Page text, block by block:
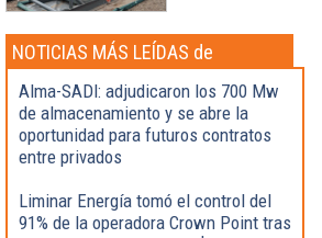
NOTICIAS MÁS LEÍDAS de
Actualidad
Alma-SADI: adjudicaron los 700 Mw
de almacenamiento y se abre la
oportunidad para futuros contratos
entre privados
Liminar Energía tomó el control del
91% de la operadora Crown Point tras